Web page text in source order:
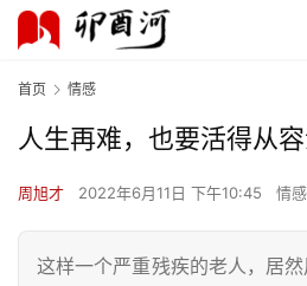
首页 情感
人生再难，也要活得从
周旭才 2022年6月11日 下午10:45 情感
这样一个严重残疾的老人，居